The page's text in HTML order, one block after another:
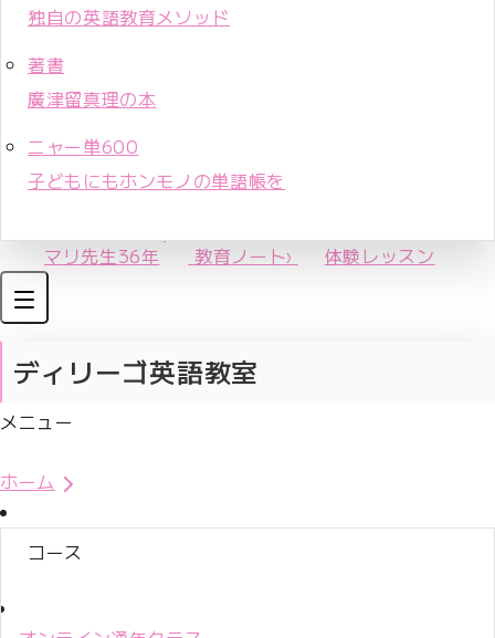
独自の英語教育メソッド
著書
廣津留真理の本
ニャー単600
子どもにもホンモノの単語帳を
マリ先生36年 教育ノート› 体験レッスン
ディリーゴ英語教室
メニュー
ホーム
コース